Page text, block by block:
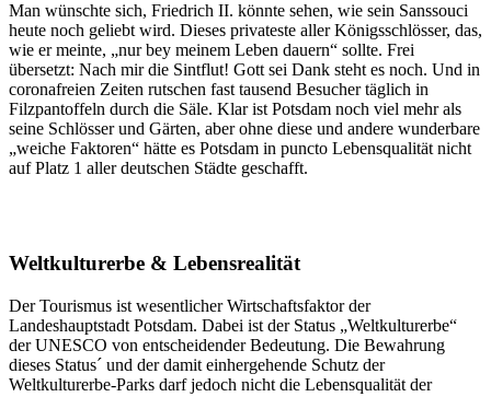
Man wünschte sich, Friedrich II. könnte sehen, wie sein Sanssouci
heute noch geliebt wird. Dieses privateste aller Königsschlösser, das,
wie er meinte, „nur bey meinem Leben dauern“ sollte. Frei
übersetzt: Nach mir die Sintflut! Gott sei Dank steht es noch. Und in
coronafreien Zeiten rutschen fast tausend Besucher täglich in
Filzpantoffeln durch die Säle. Klar ist Potsdam noch viel mehr als
seine Schlösser und Gärten, aber ohne diese und andere wunderbare
„weiche Faktoren“ hätte es Potsdam in puncto Lebensqualität nicht
auf Platz 1 aller deutschen Städte geschafft.
Weltkulturerbe & Lebensrealität
Der Tourismus ist wesentlicher Wirtschaftsfaktor der
Landeshauptstadt Potsdam. Dabei ist der Status „Weltkulturerbe“
der UNESCO von entscheidender Bedeutung. Die Bewahrung
dieses Status´ und der damit einhergehende Schutz der
Weltkulturerbe-Parks darf jedoch nicht die Lebensqualität der